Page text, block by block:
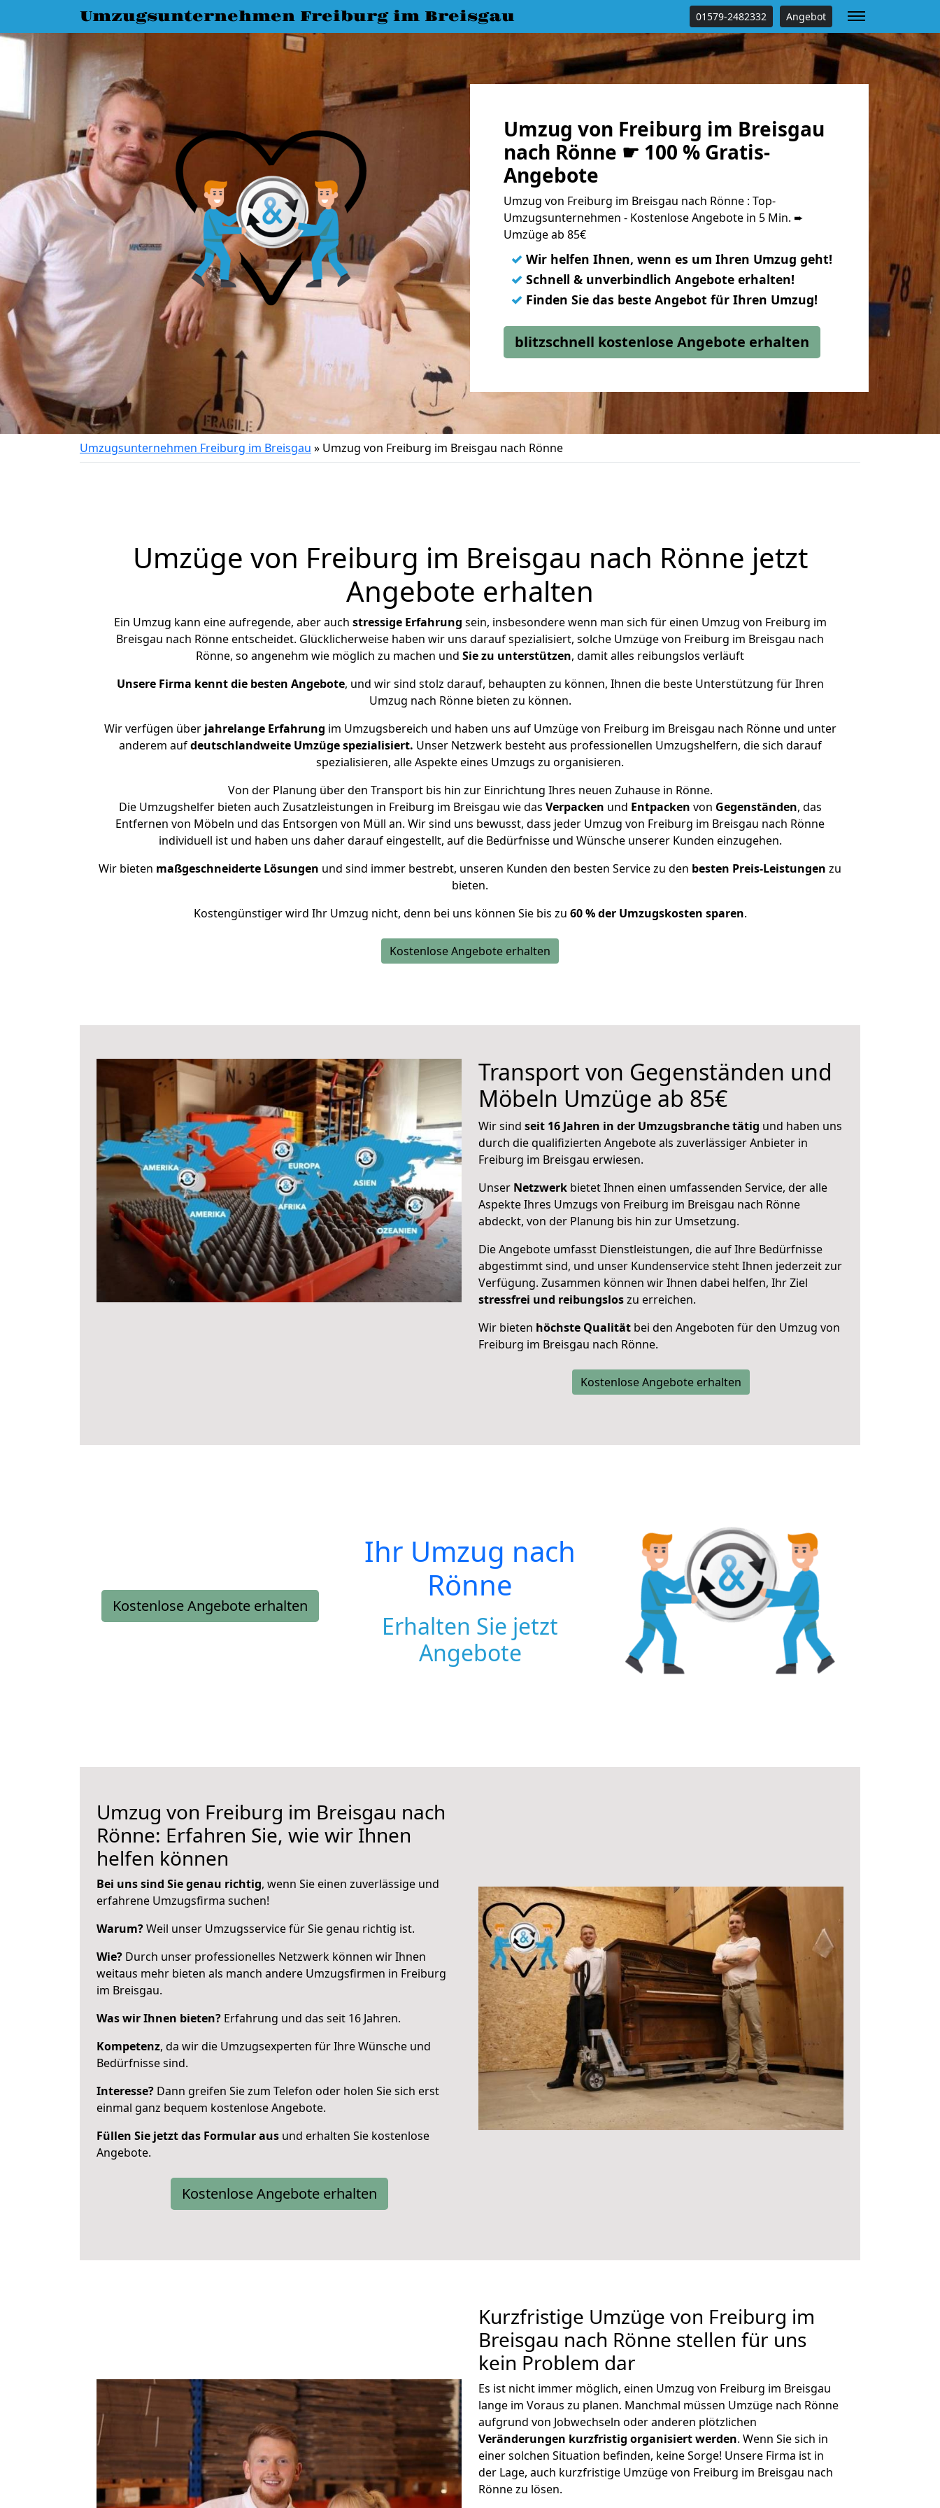
Umzugsunternehmen Freiburg im Breisgau 01579-2482332 Angebot
Umzug von Freiburg im Breisgau
nach Rönne ☛ 100 % Gratis-
Angebote
Umzug von Freiburg im Breisgau nach Rönne : Top-
Umzugsunternehmen - Kostenlose Angebote in 5 Min. ➨
Umzüge ab 85€
✓ Wir helfen Ihnen, wenn es um Ihren Umzug geht!
✓ Schnell & unverbindlich Angebote erhalten!
✓ Finden Sie das beste Angebot für Ihren Umzug!
blitzschnell kostenlose Angebote erhalten
Umzugsunternehmen Freiburg im Breisgau » Umzug von Freiburg im Breisgau nach Rönne
Umzüge von Freiburg im Breisgau nach Rönne jetzt
Angebote erhalten
Ein Umzug kann eine aufregende, aber auch stressige Erfahrung sein, insbesondere wenn man sich für einen Umzug von Freiburg im
Breisgau nach Rönne entscheidet. Glücklicherweise haben wir uns darauf spezialisiert, solche Umzüge von Freiburg im Breisgau nach
Rönne, so angenehm wie möglich zu machen und Sie zu unterstützen, damit alles reibungslos verläuft
Unsere Firma kennt die besten Angebote, und wir sind stolz darauf, behaupten zu können, Ihnen die beste Unterstützung für Ihren
Umzug nach Rönne bieten zu können.
Wir verfügen überjahrelange Erfahrung im Umzugsbereich und haben uns auf Umzüge von Freiburg im Breisgau nach Rönne und unter
anderem aufdeutschlandweite Umzüge spezialisiert. Unser Netzwerk besteht aus professionellen Umzugshelfern, die sich darauf
spezialisieren, alle Aspekte eines Umzugs zu organisieren.
Von der Planung über den Transport bis hin zur Einrichtung Ihres neuen Zuhause in Rönne.
Die Umzugshelfer bieten auch Zusatzleistungen in Freiburg im Breisgau wie das Verpacken und Entpacken von Gegenständen, das
Entfernen von Möbeln und das Entsorgen von Müll an. Wir sind uns bewusst, dass jeder Umzug von Freiburg im Breisgau nach Rönne
individuell ist und haben uns daher darauf eingestellt, auf die Bedürfnisse und Wünsche unserer Kunden einzugehen.
Wir bieten maßgeschneiderte Lösungen und sind immer bestrebt, unseren Kunden den besten Service zu den besten Preis-Leistungen zu
bieten.
Kostengünstiger wird Ihr Umzug nicht, denn bei uns können Sie bis zu 60 % der Umzugskosten sparen.
Kostenlose Angebote erhalten
Transport von Gegenständen und
Möbeln Umzüge ab 85€
Wir sind seit 16 Jahren in der Umzugsbranche tätig und haben uns
durch die qualifizierten Angebote als zuverlässiger Anbieter in
Freiburg im Breisgau erwiesen.
Unser Netzwerk bietet Ihnen einen umfassenden Service, der alle
Aspekte Ihres Umzugs von Freiburg im Breisgau nach Rönne
abdeckt, von der Planung bis hin zur Umsetzung.
Die Angebote umfasst Dienstleistungen, die auf Ihre Bedürfnisse
abgestimmt sind, und unser Kundenservice steht Ihnen jederzeit zur
Verfügung. Zusammen können wir Ihnen dabei helfen, Ihr Ziel
stressfrei und reibungsloszu erreichen.
Wir bieten höchste Qualität bei den Angeboten für den Umzug von
Freiburg im Breisgau nach Rönne.
Kostenlose Angebote erhalten
Kostenlose Angebote erhalten
Ihr Umzug nach
Rönne
Erhalten Sie jetzt
Angebote
Umzug von Freiburg im Breisgau nach
Rönne: Erfahren Sie, wie wir Ihnen
helfen können
Bei uns sind Sie genau richtig, wenn Sie einen zuverlässige und
erfahrene Umzugsfirma suchen!
Warum?Weil unser Umzugsservice für Sie genau richtig ist.
Wie? Durch unser professionelles Netzwerk können wir Ihnen
weitaus mehr bieten als manch andere Umzugsfirmen in Freiburg
im Breisgau.
Was wir Ihnen bieten? Erfahrung und das seit 16 Jahren.
Kompetenz, da wir die Umzugsexperten für Ihre Wünsche und
Bedürfnisse sind.
Interesse? Dann greifen Sie zum Telefon oder holen Sie sich erst
einmal ganz bequem kostenlose Angebote.
Füllen Sie jetzt das Formular aus und erhalten Sie kostenlose
Angebote.
Kostenlose Angebote erhalten
Kurzfristige Umzüge von Freiburg im
Breisgau nach Rönne stellen für uns
kein Problem dar
Es ist nicht immer möglich, einen Umzug von Freiburg im Breisgau
lange im Voraus zu planen. Manchmal müssen Umzüge nach Rönne
aufgrund von Jobwechseln oder anderen plötzlichen
Veränderungen kurzfristig organisiert werden. Wenn Sie sich in
einer solchen Situation befinden, keine Sorge! Unsere Firma ist in
der Lage, auch kurzfristige Umzüge von Freiburg im Breisgau nach
Rönne zu lösen.